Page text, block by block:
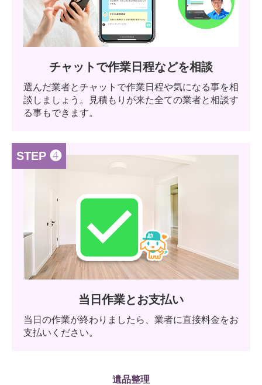
チャットで作業日程などを相談
選んだ業者とチャットで作業日程や気になる事を相
談しましょう。見積もりが来た全ての業者と相談す
る事もできます。
STEP ❹
当日作業とお支払い
当日の作業が終わりましたら、業者に直接料金をお
支払いください。
遺品整理